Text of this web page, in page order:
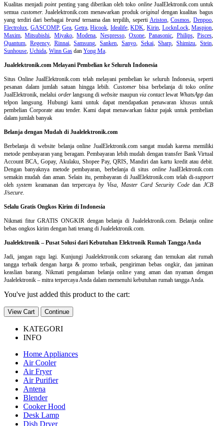
Kualitas menjadipointpenting yang diberikan oleh toko onlineJualElektronik.com untuk
semua customer. Jualelektronik.com menawarkan produkoriginal dengan kualitas bagus
yang terdiri dari berbagai brandternama dan terpilih, seperti Ariston,Cosmos,Denpoo,
Electrolux, GASCOMP,Gea, Getra,Hicook, Idealife,KDK, Kirin, LocknLock,Maspion,
Maxim,Mitsubishi, Miyako,Modena, Nespresso, Oxone,Panasonic, Philips, Pisces,
Quantum, Regency, Rinnai,Samsung,Sanken, Sanyo, Sekai,Sharp,Shimizu,Stein,
Sunhouse, Uchida, Winn Gas dan Yong Ma.
Jualelektronik.com Melayani Pembelian ke Seluruh Indonesia
Situs Online JualElektronik.com telah melayani pembelian ke seluruh Indonesia, seperti
pesanan dalam jumlah satuan hingga lebih. Customerbisa berbelanja di tokoonline
JualElektronik, melalui orderlangsung diwebsite maupun via contactlewat WhatsAppdan
telpon langsung. Hubungi kami untuk dapat mendapatkan penawaran khusus untuk
pembelian Corporate atau tender. Kami dapat menawarkan faktur pajak untuk pembelian
dalam jumlah banyak
Belanja dengan Mudah di Jualelektronik.com
Berbelanja diwebsite belanja online JualElektronik.com sangat mudah karena memiliki
metode pembayaran yang beragam. Pembayaran lebih mudah dengan transfer Bank Virtual
Account BCA, Gopay, Akulaku, Shopee Pay, QRIS, Mandiri dan kartu kredit atau debit.
Dengan banyaknya metode pembayaran, berbelanja di situs onlineJualElektronik.com
semakin mudah dan aman. Selain itu, pembayaran di JualElektronik.com telah di-support
olehsystem keamanan dan terpercayaby Visa, Master Card Security Codedan JCB
J/secure.
Selalu Gratis Ongkos Kirim di Indonesia
Nikmati fitur GRATIS ONGKIR dengan belanja di Jualelektronik.com. Belanja online
bebas ongkos kirim dengan hati tenang di Jualelektronik.com.
Jualelektronik – Pusat Solusi dari Kebutuhan Elektronik Rumah Tangga Anda
Jadi, jangan ragu lagi. Kunjungi Jualelektronik.com sekarang dan temukan alat rumah
tangga terbaik dengan harga & promo terbaik, pengiriman bebas ongkir, dan jaminan
keaslian barang. Nikmati pengalaman belanja online yang aman dan nyaman dengan
Jualelektronik – mitra terpercaya Anda dalam memenuhi kebutuhan rumah tangga Anda.
You've just added this product to the cart:
View Cart Continue
KATEGORI
INFO
Home Appliances
Air Cooler
Air Fryer
Air Purifier
Antena
Blender
Cooker Hood
Desk Lamp
Dish Dryer